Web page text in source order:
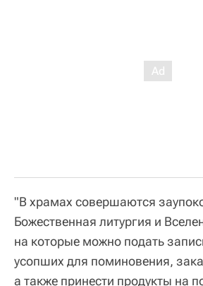
"В храмах совершаются
Божественная литургия и
на которые можно подать
усопших для поминовения,
а также принести продукты на